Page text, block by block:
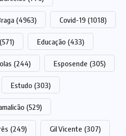
(4963) Covid-19 (1018)
(571) Educação (433)
(244) Esposende (305)
Estudo (303)
(529)
(249) Gil Vicente (307)